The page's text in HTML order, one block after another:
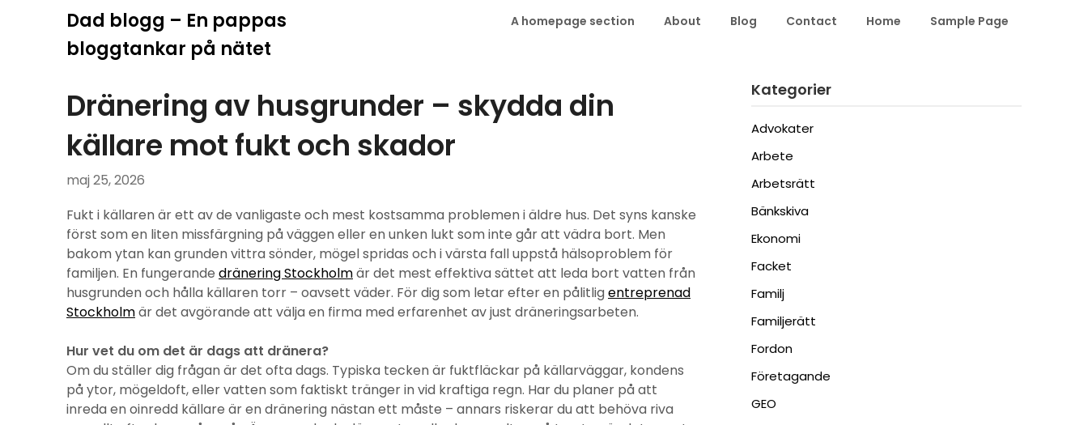
Dad blogg – En pappas
bloggtankar på nätet
A homepage section About Blog Contact Home Sample Page
Dränering av husgrunder – skydda din
källare mot fukt och skador
maj 25, 2026
Fukt i källaren är ett av de vanligaste och mest kostsamma problemen i äldre hus. Det syns kanske
först som en liten missfärgning på väggen eller en unken lukt som inte går att vädra bort. Men
bakom ytan kan grunden vittra sönder, mögel spridas och i värsta fall uppstå hälsoproblem för
familjen. En fungerande dränering Stockholmär det mest effektiva sättet att leda bort vatten från
husgrunden och hålla källaren torr – oavsett väder. För dig som letar efter en pålitligentreprenad
Stockholmär det avgörande att välja en firma med erfarenhet av just dräneringsarbeten.
Hur vet du om det är dags att dränera?
Om du ställer dig frågan är det ofta dags. Typiska tecken är fuktfläckar på källarväggar, kondens
på ytor, mögeldoft, eller vatten som faktiskt tränger in vid kraftiga regn. Har du planer på att
inreda en oinredd källare är en dränering nästan ett måste – annars riskerar du att behöva riva
Kategorier
Advokater
Arbete
Arbetsrätt
Bänkskiva
Ekonomi
Facket
Familj
Familjerätt
Fordon
Företagande
GEO